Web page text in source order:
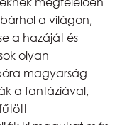
a világon,
a hazáját és
olyan
magyarság
a fantáziával,